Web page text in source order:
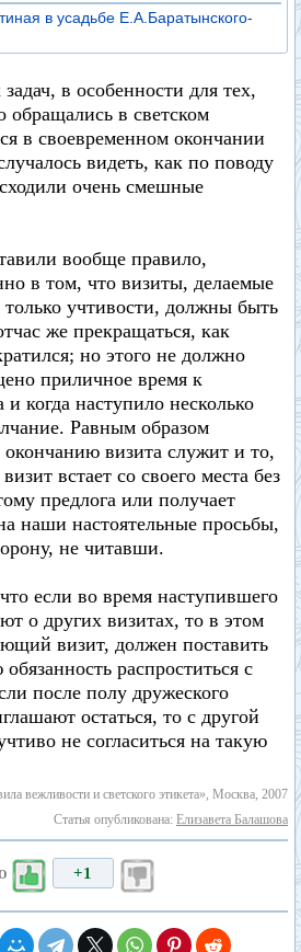
в усадьбе Е.А.Баратынского-
в особенности для тех,
обращались в светском
в своевременном окончании
видеть, как по поводу
очень смешные
вообще правило,
в том, что визиты, делаемые
только учтивости, должны быть
же прекращаться, как
но этого не должно
приличное время к
когда наступило несколько
Равным образом
визита служит и то,
встает со своего места без
предлога или получает
наши настоятельные просьбы,
не читавши.
если во время наступившего
о других визитах, то в этом
визит, должен поставить
распроститься с
после полу дружеского
остаться, то с другой
не согласиться на такую
вежливости и светского этикета», Москва, 2007
Статья опубликована: Елизавета Балашова
+1